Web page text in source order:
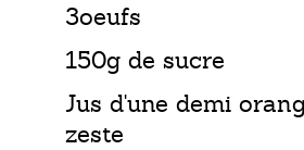
3oeufs
150g de sucre
Jus d'une demi
zeste